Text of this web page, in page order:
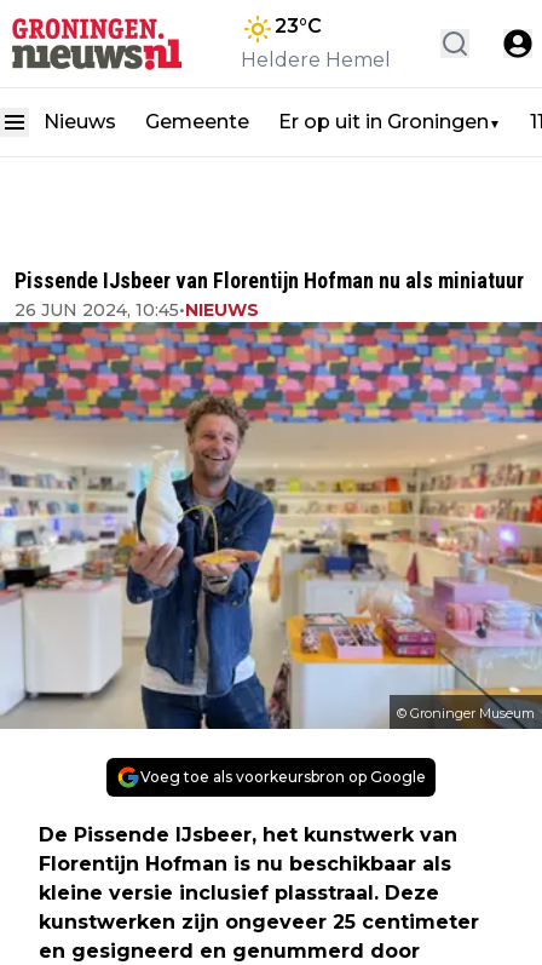
23°C
Heldere Hemel
Nieuws Gemeente Er op uit in Groningen ▼
Pissende IJsbeer van Florentijn Hofman nu als miniatuur
26 JUN 2024, 10:45•NIEUWS
© Groninger Museum
Voeg toe als voorkeursbron op Google
De Pissende IJsbeer, het kunstwerk van
Florentijn Hofman is nu beschikbaar als
kleine versie inclusief plasstraal. Deze
kunstwerken zijn ongeveer 25 centimeter
en gesigneerd en genummerd door